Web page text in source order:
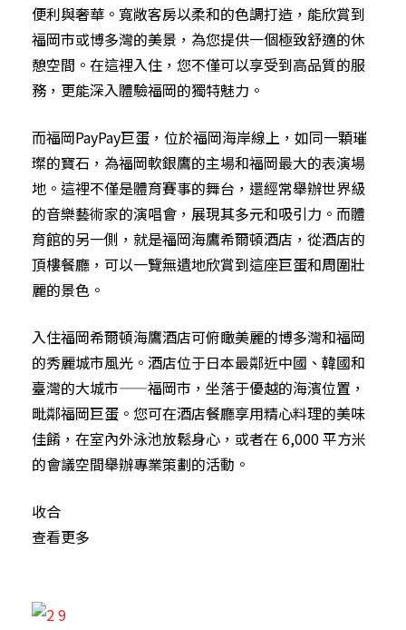
便利與奢華。寬敞客房以柔和的色調打造，能欣賞到
福岡市或博多灣的美景，為您提供一個極致舒適的休
憩空間。在這裡入住，您不僅可以享受到高品質的服
務，更能深入體驗福岡的獨特魅力。
而福岡PayPay巨蛋，位於福岡海岸線上，如同一顆璀
璨的寶石，為福岡軟銀鷹的主場和福岡最大的表演場
地。這裡不僅是體育賽事的舞台，還經常舉辦世界級
的音樂藝術家的演唱會，展現其多元和吸引力。而體
育館的另一側，就是福岡海鷹希爾頓酒店，從酒店的
頂樓餐廳，可以一覽無遺地欣賞到這座巨蛋和周圍壯
麗的景色。
入住福岡希爾頓海鷹酒店可俯瞰美麗的博多灣和福岡
的秀麗城市風光。酒店位于日本最鄰近中國、韓國和
臺灣的大城市——福岡市，坐落于優越的海濱位置，
毗鄰福岡巨蛋。您可在酒店餐廳享用精心料理的美味
佳餚，在室內外泳池放鬆身心，或者在 6,000 平方米
的會議空間舉辦專業策劃的活動。
收合
查看更多